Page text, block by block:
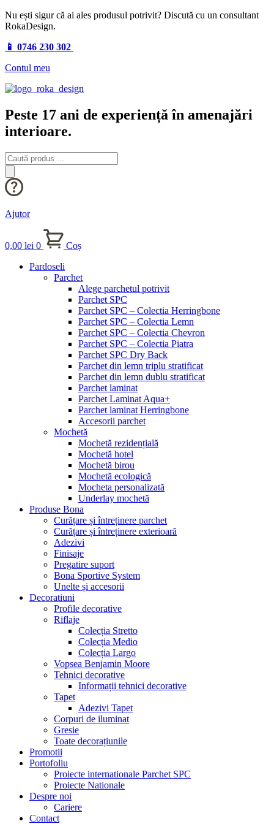
Nu ești sigur că ai ales produsul potrivit? Discută cu un consultant
RokaDesign.
📱 0746 230 302
Contul meu
Peste 17 ani de experiență în amenajări
interioare.
Products
search
Ajutor
0,00 lei 0
Coș
Pardoseli
Parchet
Alege parchetul potrivit
Parchet SPC
Parchet SPC – Colectia Herringbone
Parchet SPC – Colectia Lemn
Parchet SPC – Colectia Chevron
Parchet SPC – Colectia Piatra
Parchet SPC Dry Back
Parchet din lemn triplu stratificat
Parchet din lemn dublu stratificat
Parchet laminat
Parchet Laminat Aqua+
Parchet laminat Herringbone
Accesorii parchet
Mochetă
Mochetă rezidențială
Mochetă hotel
Mochetă birou
Mochetă ecologică
Mocheta personalizată
Underlay mochetă
Produse Bona
Curățare și întreținere parchet
Curățare și întreținere exterioară
Adezivi
Finisaje
Pregatire suport
Bona Sportive System
Unelte și accesorii
Decoratiuni
Profile decorative
Riflaje
Colecția Stretto
Colecția Medio
Colecția Largo
Vopsea Benjamin Moore
Tehnici decorative
Informații tehnici decorative
Tapet
Adezivi Tapet
Corpuri de iluminat
Gresie
Toate decorațiunile
Promotii
Portofoliu
Proiecte internationale Parchet SPC
Proiecte Nationale
Despre noi
Cariere
Contact